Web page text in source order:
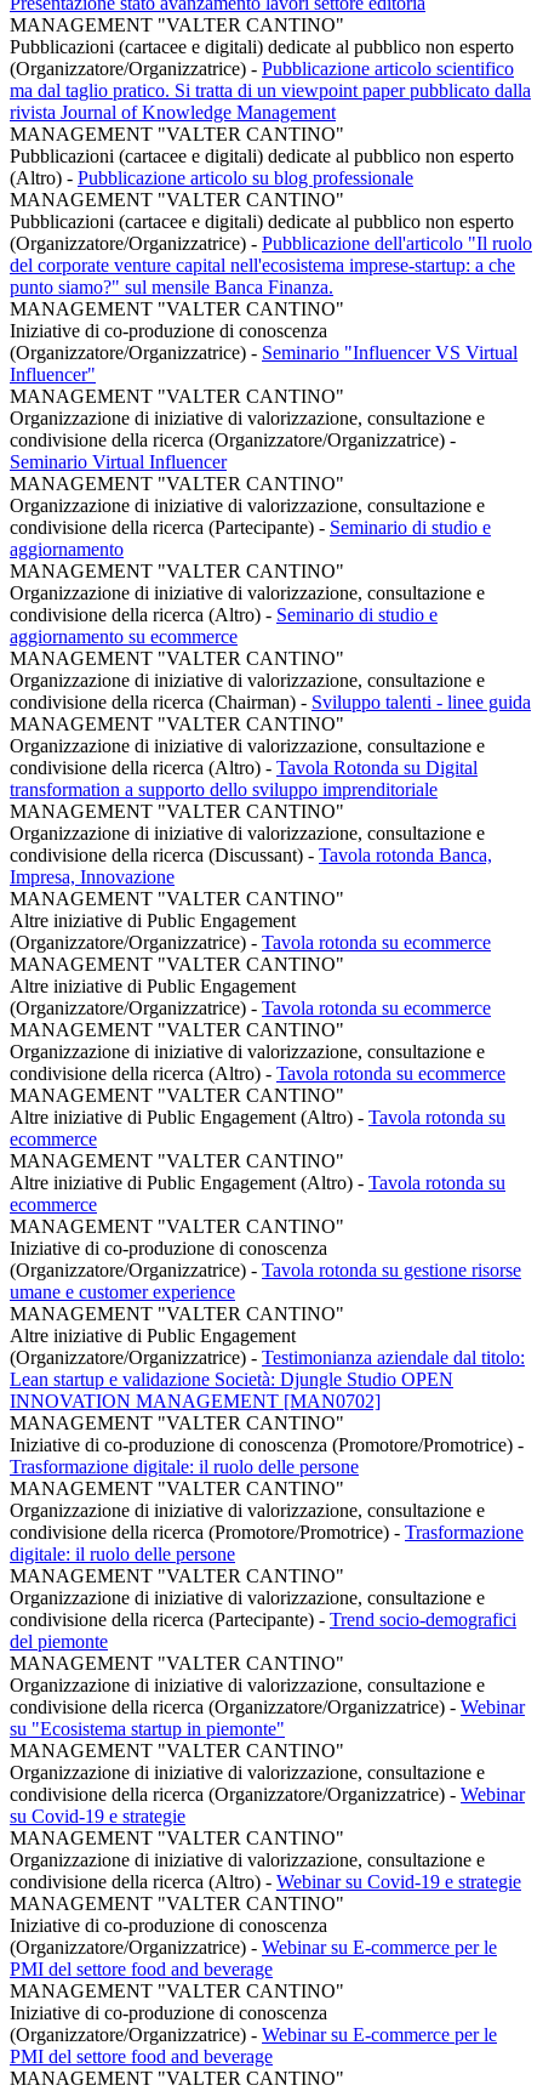
MANAGEMENT "VALTER CANTINO"
Pubblicazioni (cartacee e digitali) dedicate al pubblico non esperto
(Organizzatore/Organizzatrice) - Pubblicazione articolo scientifico
ma dal taglio pratico. Si tratta di un viewpoint paper pubblicato dalla
rivista Journal of Knowledge Management
MANAGEMENT "VALTER CANTINO"
Pubblicazioni (cartacee e digitali) dedicate al pubblico non esperto
(Altro) - Pubblicazione articolo su blog professionale
MANAGEMENT "VALTER CANTINO"
Pubblicazioni (cartacee e digitali) dedicate al pubblico non esperto
(Organizzatore/Organizzatrice) - Pubblicazione dell'articolo "Il ruolo
del corporate venture capital nell'ecosistema imprese-startup: a che
punto siamo?" sul mensile Banca Finanza.
MANAGEMENT "VALTER CANTINO"
Iniziative di co-produzione di conoscenza
(Organizzatore/Organizzatrice) - Seminario "Influencer VS Virtual
Influencer"
MANAGEMENT "VALTER CANTINO"
Organizzazione di iniziative di valorizzazione, consultazione e
condivisione della ricerca (Organizzatore/Organizzatrice) -
Seminario Virtual Influencer
MANAGEMENT "VALTER CANTINO"
Organizzazione di iniziative di valorizzazione, consultazione e
condivisione della ricerca (Partecipante) - Seminario di studio e
aggiornamento
MANAGEMENT "VALTER CANTINO"
Organizzazione di iniziative di valorizzazione, consultazione e
condivisione della ricerca (Altro) - Seminario di studio e
aggiornamento su ecommerce
MANAGEMENT "VALTER CANTINO"
Organizzazione di iniziative di valorizzazione, consultazione e
condivisione della ricerca (Chairman) - Sviluppo talenti - linee guida
MANAGEMENT "VALTER CANTINO"
Organizzazione di iniziative di valorizzazione, consultazione e
condivisione della ricerca (Altro) - Tavola Rotonda su Digital
transformation a supporto dello sviluppo imprenditoriale
MANAGEMENT "VALTER CANTINO"
Organizzazione di iniziative di valorizzazione, consultazione e
condivisione della ricerca (Discussant) - Tavola rotonda Banca,
Impresa, Innovazione
MANAGEMENT "VALTER CANTINO"
Altre iniziative di Public Engagement
(Organizzatore/Organizzatrice) - Tavola rotonda su ecommerce
MANAGEMENT "VALTER CANTINO"
Altre iniziative di Public Engagement
(Organizzatore/Organizzatrice) - Tavola rotonda su ecommerce
MANAGEMENT "VALTER CANTINO"
Organizzazione di iniziative di valorizzazione, consultazione e
condivisione della ricerca (Altro) - Tavola rotonda su ecommerce
MANAGEMENT "VALTER CANTINO"
Altre iniziative di Public Engagement (Altro) - Tavola rotonda su
ecommerce
MANAGEMENT "VALTER CANTINO"
Altre iniziative di Public Engagement (Altro) - Tavola rotonda su
ecommerce
MANAGEMENT "VALTER CANTINO"
Iniziative di co-produzione di conoscenza
(Organizzatore/Organizzatrice) - Tavola rotonda su gestione risorse
umane e customer experience
MANAGEMENT "VALTER CANTINO"
Altre iniziative di Public Engagement
(Organizzatore/Organizzatrice) - Testimonianza aziendale dal titolo:
Lean startup e validazione Società: Djungle Studio OPEN
INNOVATION MANAGEMENT [MAN0702]
MANAGEMENT "VALTER CANTINO"
Iniziative di co-produzione di conoscenza (Promotore/Promotrice) -
Trasformazione digitale: il ruolo delle persone
MANAGEMENT "VALTER CANTINO"
Organizzazione di iniziative di valorizzazione, consultazione e
condivisione della ricerca (Promotore/Promotrice) - Trasformazione
digitale: il ruolo delle persone
MANAGEMENT "VALTER CANTINO"
Organizzazione di iniziative di valorizzazione, consultazione e
condivisione della ricerca (Partecipante) - Trend socio-demografici
del piemonte
MANAGEMENT "VALTER CANTINO"
Organizzazione di iniziative di valorizzazione, consultazione e
condivisione della ricerca (Organizzatore/Organizzatrice) - Webinar
su "Ecosistema startup in piemonte"
MANAGEMENT "VALTER CANTINO"
Organizzazione di iniziative di valorizzazione, consultazione e
condivisione della ricerca (Organizzatore/Organizzatrice) - Webinar
su Covid-19 e strategie
MANAGEMENT "VALTER CANTINO"
Organizzazione di iniziative di valorizzazione, consultazione e
condivisione della ricerca (Altro) - Webinar su Covid-19 e strategie
MANAGEMENT "VALTER CANTINO"
Iniziative di co-produzione di conoscenza
(Organizzatore/Organizzatrice) - Webinar su E-commerce per le
PMI del settore food and beverage
MANAGEMENT "VALTER CANTINO"
Iniziative di co-produzione di conoscenza
(Organizzatore/Organizzatrice) - Webinar su E-commerce per le
PMI del settore food and beverage
MANAGEMENT "VALTER CANTINO"